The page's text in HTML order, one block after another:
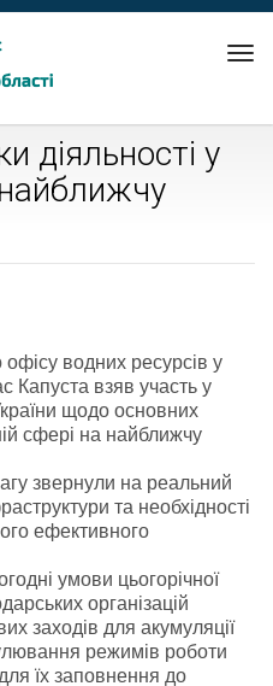
діяльності у
водних ресурсів у
Капуста взяв участь у
щодо основних
сфері на найближчу
звернули на реальний
та необхідності
ефективного
умови цьогорічної
організацій
заходів для акумуляції
режимів роботи
їх заповнення до